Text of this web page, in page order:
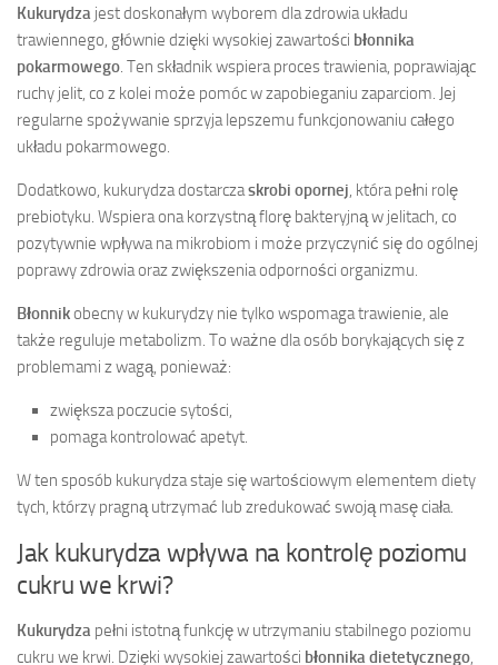
Kukurydza jest doskonałym wyborem dla zdrowia układu
trawiennego, głównie dzięki wysokiej zawartości błonnika
pokarmowego. Ten składnik wspiera proces trawienia, poprawiając
ruchy jelit, co z kolei może pomóc w zapobieganiu zaparciom. Jej
regularne spożywanie sprzyja lepszemu funkcjonowaniu całego
układu pokarmowego.
Dodatkowo, kukurydza dostarczaskrobi opornej, która pełni rolę
prebiotyku. Wspiera ona korzystną florę bakteryjną w jelitach, co
pozytywnie wpływa na mikrobiom i może przyczynić się do ogólnej
poprawy zdrowia oraz zwiększenia odporności organizmu.
Błonnikobecny w kukurydzy nie tylko wspomaga trawienie, ale
także reguluje metabolizm. To ważne dla osób borykających się z
problemami z wagą, ponieważ:
zwiększa poczucie sytości,
pomaga kontrolować apetyt.
W ten sposób kukurydza staje się wartościowym elementem diety
tych, którzy pragną utrzymać lub zredukować swoją masę ciała.
Jak kukurydza wpływa na kontrolę poziomu
cukru we krwi?
Kukurydza pełni istotną funkcję w utrzymaniu stabilnego poziomu
cukru we krwi. Dzięki wysokiej zawartości błonnika dietetycznego,